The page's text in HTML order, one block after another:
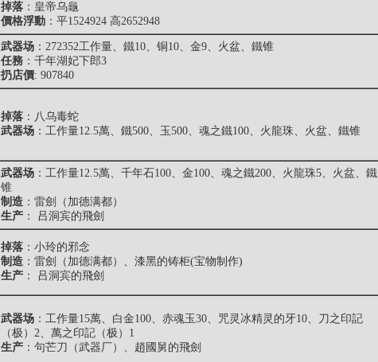
掉落 ：皇帝乌龜
價格浮動 ：平1524924 高2652948
武器场 ：272352工作量、鐵10、铜10、金9、火盆、鐵锥
任務 ：千年湖妃下郎3
扔店價: 907840
掉落 ：八乌毒蛇
武器场 ：工作量12.5萬、鐵500、玉500、魂之鐵100、火龍珠、火盆、鐵锥
武器场 ：工作量12.5萬、千年石100、金100、魂之鐵200、火龍珠5、火盆、鐵
锥
制造 ：雷劍（加德满都）
生产 ： 吕洞宾的飛劍
掉落 ： 小玲的邪念
制造 ：雷劍（加德满都）、漆黑的铸柜(宝物制作)
生产 ： 吕洞宾的飛劍
武器场 ：工作量15萬、白金100、赤魂玉30、咒灵冰精灵的牙10、刀之印記
（极）2、萬之印記（极）1
生产 ：句芒刀（武器厂）、趙國舅的飛劍